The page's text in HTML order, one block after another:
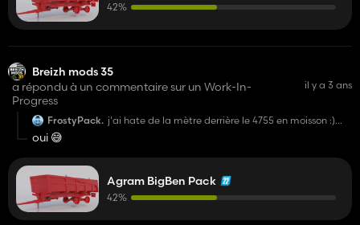
42%
Breizh mods 35
a répondu à un commentaire sur un Work-In-
Progress
il y a 3 ans
FrostyPack. j'ai hate de la mètre derrière le 4755 en moisson :)
oui 😅
Agram BigBen Pack
42%